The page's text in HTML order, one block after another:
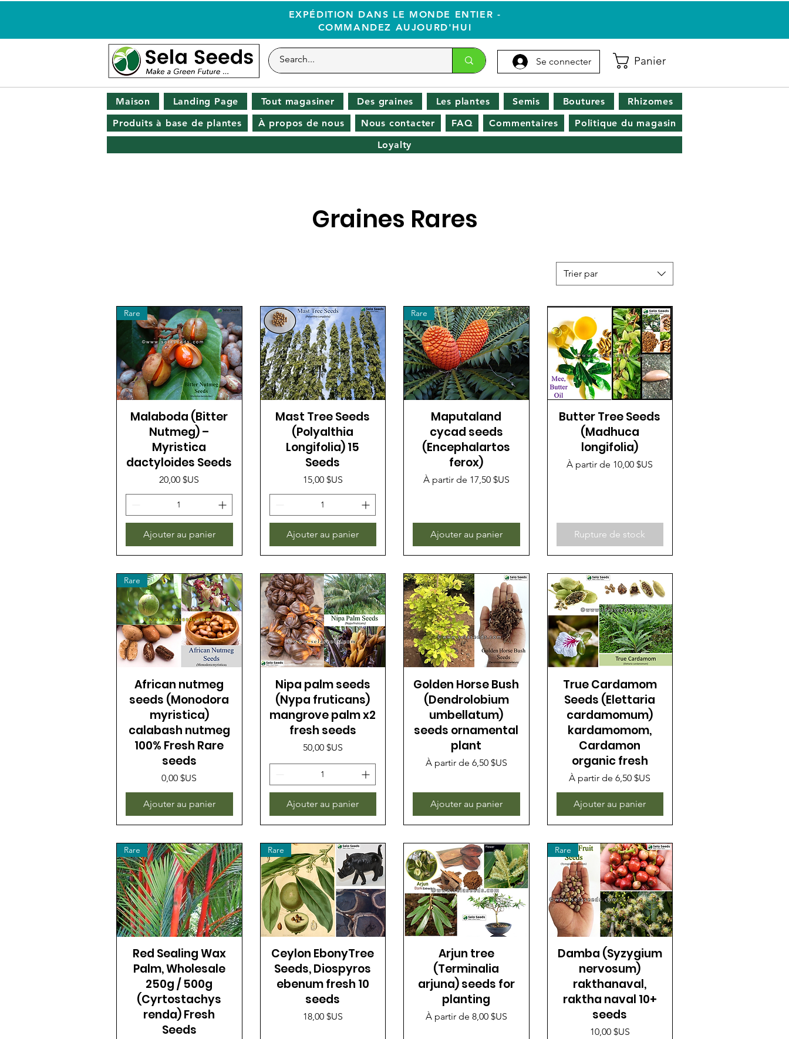
EXPÉDITION DANS LE MONDE ENTIER -
COMMANDEZ AUJOURD'HUI
Se connecter Panier
Maison Landing Page Tout magasiner Des graines Les plantes Semis Boutures
Rhizomes
Produits à base de plantes
À propos de nous Nous contacter FAQ Commentaires
Politique du magasin
Loyalty
Graines Rares
Trier par
Rare
Malaboda (Bitter
Nutmeg) –
Myristica
dactyloides Seeds
Prix
20,00 $US
Ajouter au panier
Mast Tree Seeds
(Polyalthia
Longifolia) 15
Seeds
Prix
15,00 $US
Ajouter au panier
Rare
Maputaland
cycad seeds
(Encephalartos
ferox)
À partir de 17,50 $US
Prix promotionnel
Ajouter au panier
Butter Tree Seeds
(Madhuca
longifolia)
À partir de 10,00 $US
Prix promotionnel
Rupture de stock
Rare
African nutmeg
seeds (Monodora
myristica)
calabash nutmeg
100% Fresh Rare
seeds
Prix
0,00 $US
Ajouter au panier
Nipa palm seeds
(Nypa fruticans)
mangrove palm x2
fresh seeds
Prix
50,00 $US
Ajouter au panier
Golden Horse Bush
(Dendrolobium
umbellatum)
seeds ornamental
plant
À partir de 6,50 $US
Prix promotionnel
Ajouter au panier
True Cardamom
Seeds (Elettaria
cardamomum)
kardamomom,
Cardamon
organic fresh
À partir de6,50 $US
Prix promotionnel
Ajouter au panier
Rare
Red Sealing Wax
Palm, Wholesale
250g / 500g
(Cyrtostachys
renda) Fresh
Seeds
Rare
Ceylon EbonyTree
Seeds, Diospyros
ebenum fresh 10
seeds
Prix
18,00 $US
Arjun tree
(Terminalia
arjuna) seeds for
planting
À partir de 8,00 $US
Prix promotionnel
Rare
Damba (Syzygium
nervosum)
rakthanaval,
raktha naval 10+
seeds
Prix
10,00 $US